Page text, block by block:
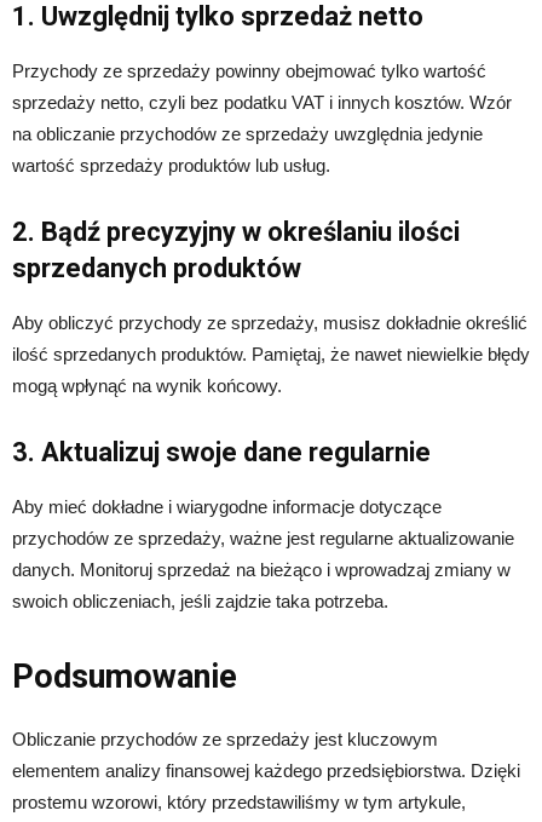
1. Uwzględnij tylko sprzedaż netto
Przychody ze sprzedaży powinny obejmować tylko wartość
sprzedaży netto, czyli bez podatku VAT i innych kosztów. Wzór
na obliczanie przychodów ze sprzedaży uwzględnia jedynie
wartość sprzedaży produktów lub usług.
2. Bądź precyzyjny w określaniu ilości
sprzedanych produktów
Aby obliczyć przychody ze sprzedaży, musisz dokładnie określić
ilość sprzedanych produktów. Pamiętaj, że nawet niewielkie błędy
mogą wpłynąć na wynik końcowy.
3. Aktualizuj swoje dane regularnie
Aby mieć dokładne i wiarygodne informacje dotyczące
przychodów ze sprzedaży, ważne jest regularne aktualizowanie
danych. Monitoruj sprzedaż na bieżąco i wprowadzaj zmiany w
swoich obliczeniach, jeśli zajdzie taka potrzeba.
Podsumowanie
Obliczanie przychodów ze sprzedaży jest kluczowym
elementem analizy finansowej każdego przedsiębiorstwa. Dzięki
prostemu wzorowi, który przedstawiliśmy w tym artykule,